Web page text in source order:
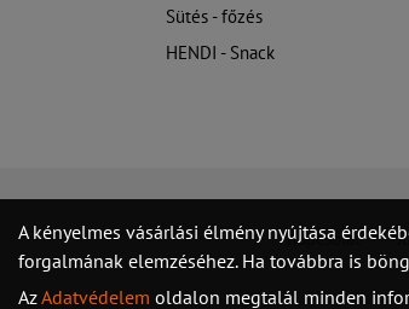
Sütés - főzés
HENDI - Snack
Kapcsolat
A kényelmes vásárlási élmény nyújtása
forgalmának elemzéséhez. Ha továbbra is
AzAdatvédelem oldalon megtalál minden